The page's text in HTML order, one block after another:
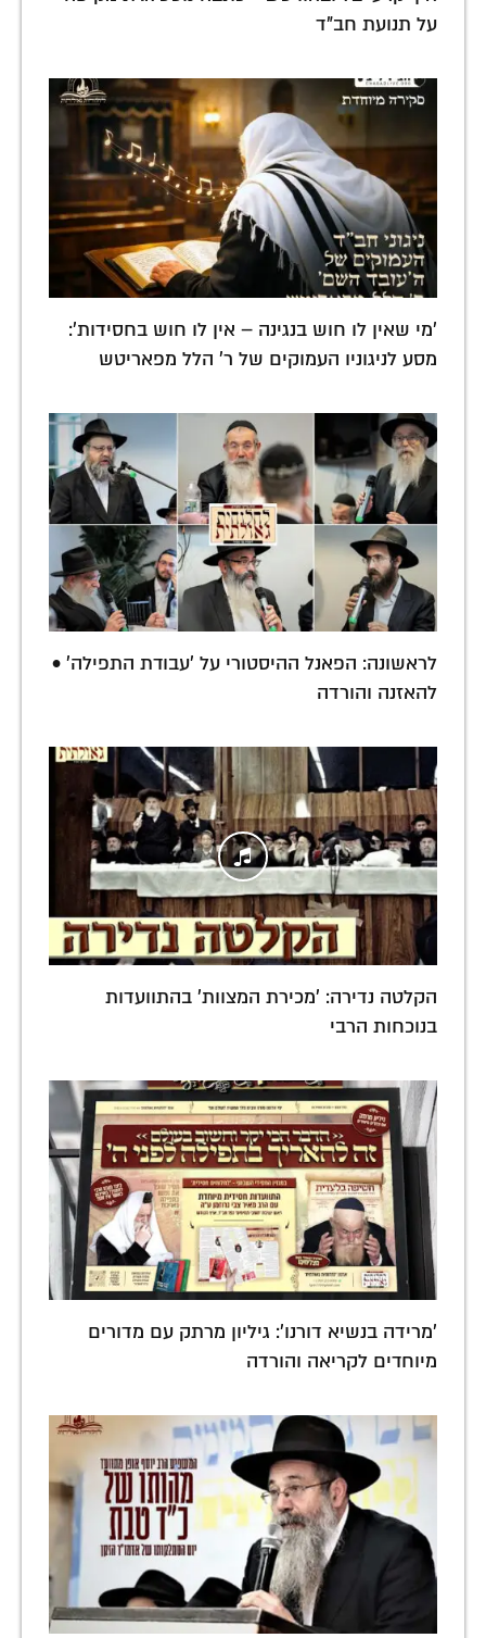
על תנועת חב"ד
'מי שאין לו חוש בנגינה – אין לו חוש בחסידות':
מסע לניגוניו העמוקים של ר' הלל מפאריטש
לראשונה: הפאנל ההיסטורי על 'עבודת התפילה' •
להאזנה והורדה
הקלטה נדירה: 'מכירת המצוות' בהתוועדות
בנוכחות הרבי
'מרידה בנשיא דורנו': גיליון מרתק עם מדורים
מיוחדים לקריאה והורדה